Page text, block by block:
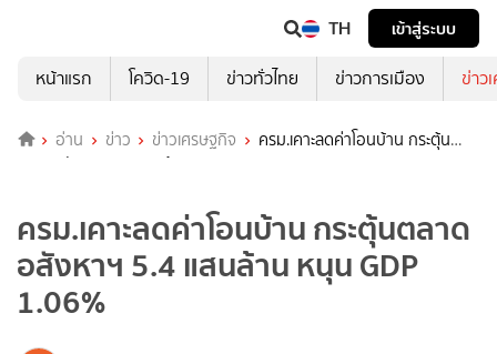
TH
เข้าสู่ระบบ
หน้าแรก
โควิด-19 ข่าวทั่วไทย ข่าวการเมือง ข่าว
อ่าน ข่าว ข่าวเศรษฐกิจ
ครม.เคาะลดค่าโอนบ้าน กระตุ้น
ตลาดอสังหาฯ 5.4 แสนล้าน หนุน GDP 1.06%
ครม.เคาะลดค่าโอนบ้าน กระตุ้นตลาด
อสังหาฯ 5.4 แสนล้าน หนุน GDP
1.06%